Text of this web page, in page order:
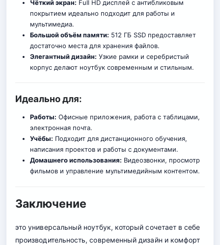
Чёткий экран: Full HD дисплей с антибликовым
покрытием идеально подходит для работы и
мультимедиа.
Большой объём памяти: 512 ГБ SSD предоставляет
достаточно места для хранения файлов.
Элегантный дизайн: Узкие рамки и серебристый
корпус делают ноутбук современным и стильным.
Идеально для:
Работы: Офисные приложения, работа с таблицами,
электронная почта.
Учёбы: Подходит для дистанционного обучения,
написания проектов и работы с документами.
Домашнего использования: Видеозвонки, просмотр
фильмов и управление мультимедийным контентом.
Заключение
это универсальный ноутбук, который сочетает в себе
производительность, современный дизайн и комфорт